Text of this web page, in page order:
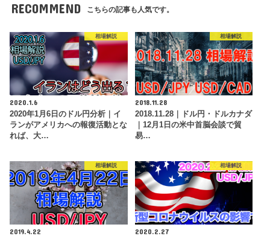
RECOMMEND こちらの記事も人気です。
相場解説
2020.1.6
2020年1月6日のドル円分析｜イ
ランがアメリカへの報復活動とな
れば、大…
相場解説
2018.11.28
2018.11.28｜ドル円・ドルカナダ
｜12月1日の米中首脳会談で貿
易…
相場解説
2019.4.22
相場解説
2020.2.27